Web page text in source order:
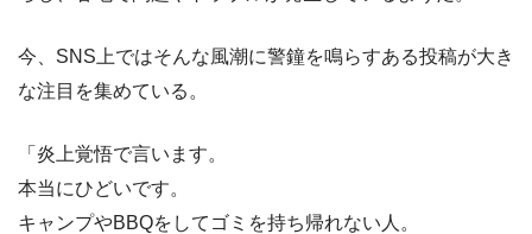
今、SNS上ではそんな風潮に警鐘を鳴らすある投稿が大き
な注目を集めている。
「炎上覚悟で言います。
本当にひどいです。
キャンプやBBQをしてゴミを持ち帰れない人。